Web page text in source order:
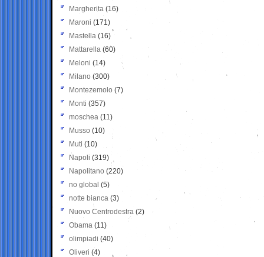
Margherita (16)
Maroni (171)
Mastella (16)
Mattarella (60)
Meloni (14)
Milano (300)
Montezemolo (7)
Monti (357)
moschea (11)
Musso (10)
Muti (10)
Napoli (319)
Napolitano (220)
no global (5)
notte bianca (3)
Nuovo Centrodestra (2)
Obama (11)
olimpiadi (40)
Oliveri (4)